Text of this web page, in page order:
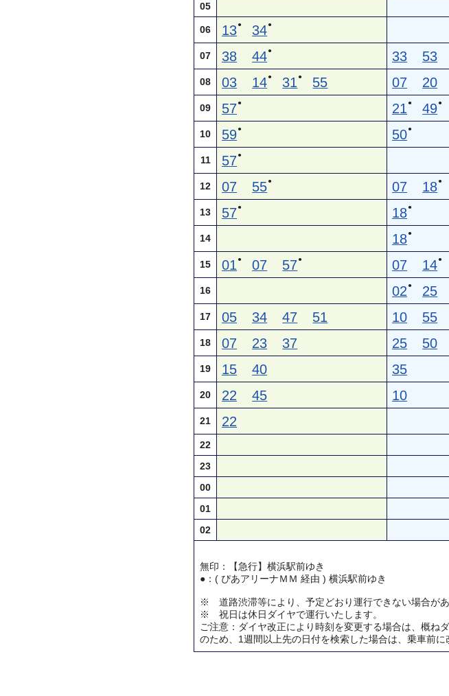
05
06 13● 34●
07 38 44● 33 53
08 03 14● 31 ● 55 07 20
09 57● 21 ● 49●
10 59● 50●
11 57●
12 07 55● 07 18●
13 57● 18●
14 18●
15 01 ● 07 57● 07 14●
16 02 ● 25
17 05 34 47 51 10 55
18 07 23 37 25 50
19 15 40 35
20 22 45 10
21 22
22
23
00
01
02
無印：【急行】横浜駅前ゆき
●：( ぴあアリーナＭＭ 経由 ) 横浜駅前ゆき
※ 道路渋滞等により、予定どおり運行できない場合があ
※ 祝日は休日ダイヤで運行いたします。
ご注意：ダイヤ改正により時刻を変更する場合は、概ね
のため、1週間以上先の日付を検索した場合は、乗車前に